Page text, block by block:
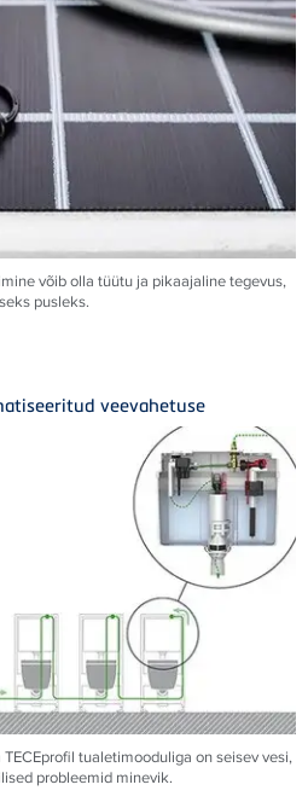
võib olla tüütu ja pikaajaline tegevus,
pusleks.
veevahetuse
TECEprofil tualetimooduliga on seisev vesi,
probleemid minevik.